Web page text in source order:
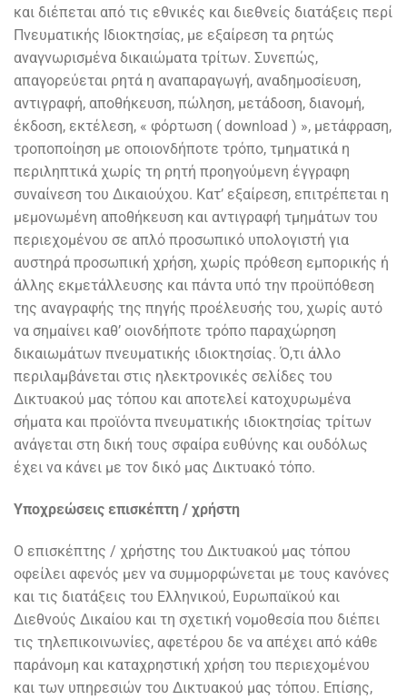
και διέπεται από τις εθνικές και διεθνείς διατάξεις περί
Πνευματικής Ιδιοκτησίας, με εξαίρεση τα ρητώς
αναγνωρισμένα δικαιώματα τρίτων. Συνεπώς,
απαγορεύεται ρητά η αναπαραγωγή, αναδημοσίευση,
αντιγραφή, αποθήκευση, πώληση, μετάδοση, διανομή,
έκδοση, εκτέλεση, « φόρτωση ( download ) », μετάφραση,
τροποποίηση με οποιονδήποτε τρόπο, τμηματικά η
περιληπτικά χωρίς τη ρητή προηγούμενη έγγραφη
συναίνεση του Δικαιούχου. Κατ’ εξαίρεση, επιτρέπεται η
μεμονωμένη αποθήκευση και αντιγραφή τμημάτων του
περιεχομένου σε απλό προσωπικό υπολογιστή για
αυστηρά προσωπική χρήση, χωρίς πρόθεση εμπορικής ή
άλλης εκμετάλλευσης και πάντα υπό την προϋπόθεση
της αναγραφής της πηγής προέλευσής του, χωρίς αυτό
να σημαίνει καθ’ οιονδήποτε τρόπο παραχώρηση
δικαιωμάτων πνευματικής ιδιοκτησίας. Ό,τι άλλο
περιλαμβάνεται στις ηλεκτρονικές σελίδες του
Δικτυακού μας τόπου και αποτελεί κατοχυρωμένα
σήματα και προϊόντα πνευματικής ιδιοκτησίας τρίτων
ανάγεται στη δική τους σφαίρα ευθύνης και ουδόλως
έχει να κάνει με τον δικό μας Δικτυακό τόπο.
Υποχρεώσεις επισκέπτη / χρήστη
Ο επισκέπτης / χρήστης του Δικτυακού μας τόπου
οφείλει αφενός μεν να συμμορφώνεται με τους κανόνες
και τις διατάξεις του Ελληνικού, Ευρωπαϊκού και
Διεθνούς Δικαίου και τη σχετική νομοθεσία που διέπει
τις τηλεπικοινωνίες, αφετέρου δε να απέχει από κάθε
παράνομη και καταχρηστική χρήση του περιεχομένου
και των υπηρεσιών του Δικτυακού μας τόπου. Επίσης,